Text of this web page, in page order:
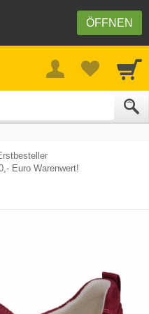
ÖFFNEN
Euro Warenwert!